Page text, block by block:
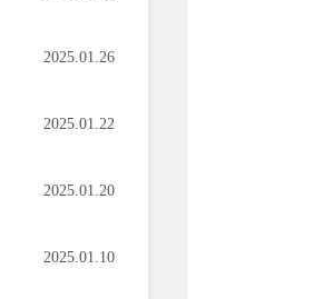
2025.01.26
2025.01.22
2025.01.20
2025.01.10